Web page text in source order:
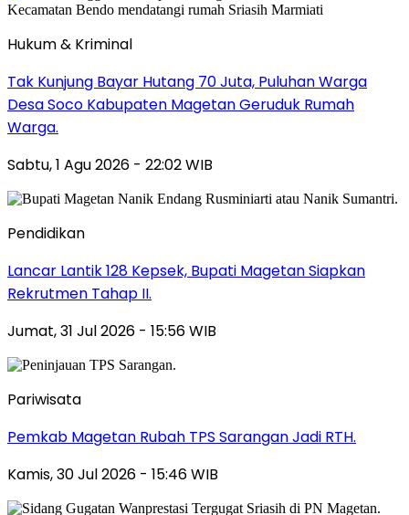
Hukum & Kriminal
Tak Kunjung Bayar Hutang 70 Juta, Puluhan Warga
Desa Soco Kabupaten Magetan Geruduk Rumah
Warga.
Sabtu, 1 Agu 2026 - 22:02 WIB
Pendidikan
Lancar Lantik 128 Kepsek, Bupati Magetan Siapkan
Rekrutmen Tahap II.
Jumat, 31 Jul 2026 - 15:56 WIB
Pariwisata
Pemkab Magetan Rubah TPS Sarangan Jadi RTH.
Kamis, 30 Jul 2026 - 15:46 WIB